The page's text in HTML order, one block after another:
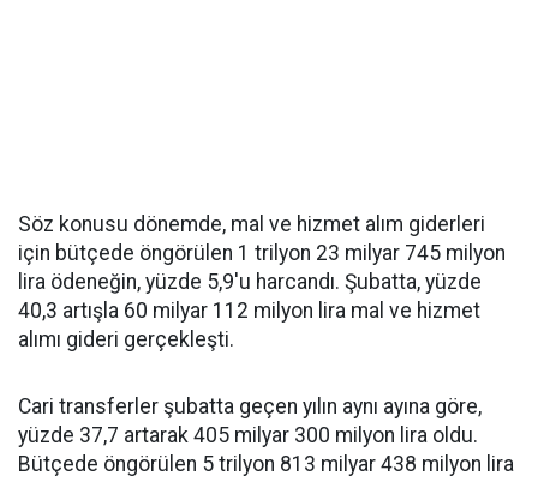
Söz konusu dönemde, mal ve hizmet alım giderleri
için bütçede öngörülen 1 trilyon 23 milyar 745 milyon
lira ödeneğin, yüzde 5,9'u harcandı. Şubatta, yüzde
40,3 artışla 60 milyar 112 milyon lira mal ve hizmet
alımı gideri gerçekleşti.
Cari transferler şubatta geçen yılın aynı ayına göre,
yüzde 37,7 artarak 405 milyar 300 milyon lira oldu.
Bütçede öngörülen 5 trilyon 813 milyar 438 milyon lira